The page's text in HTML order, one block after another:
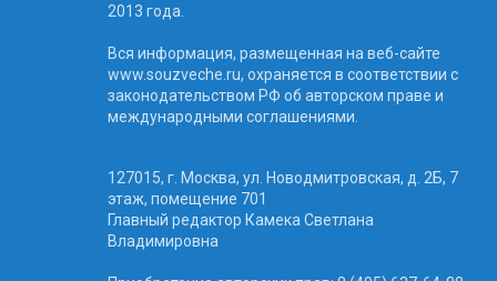
2013 года.
Вся информация, размещенная на веб-сайте
www.souzveche.ru, охраняется в соответствии с
законодательством РФ об авторском праве и
международными соглашениями.
127015, г. Москва, ул. Новодмитровская, д. 2Б, 7
этаж, помещение 701
Главный редактор Камека Светлана
Владимировна